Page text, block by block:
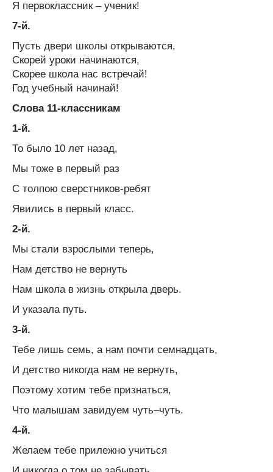
Я первоклассник – ученик!
7-й.
Пусть двери школы открываются,
Скорей уроки начинаются,
Скорее школа нас встречай!
Год учебный начинай!
Слова 11-классникам
1-й.
То было 10 лет назад,
Мы тоже в первый раз
С толпою сверстников-ребят
Явились в первый класс.
2-й.
Мы стали взрослыми теперь,
Нам детство не вернуть
Нам школа в жизнь открыла дверь.
И указала путь.
3-й.
Тебе лишь семь, а нам почти семнадцать,
И детство никогда нам не вернуть,
Поэтому хотим тебе признаться,
Что малышам завидуем чуть–чуть.
4-й.
Желаем тебе прилежно учиться